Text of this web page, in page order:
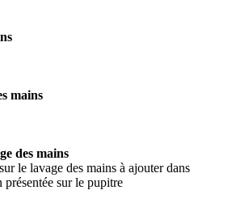
mains
des mains
le lavage des mains à ajouter dans
présentée sur le pupitre